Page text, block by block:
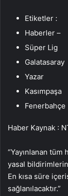
Etiketler :
Haberler –
Süper Lig
Galatasaray
Yazar
Kasımpaşa
Fenerbahçe
Haber Kaynak :
“Yayınlanan
yasal
En kısa süre
sağlanılacaktır.”